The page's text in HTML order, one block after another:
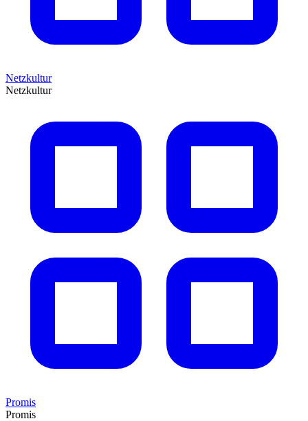
Netzkultur
Netzkultur
Promis
Promis